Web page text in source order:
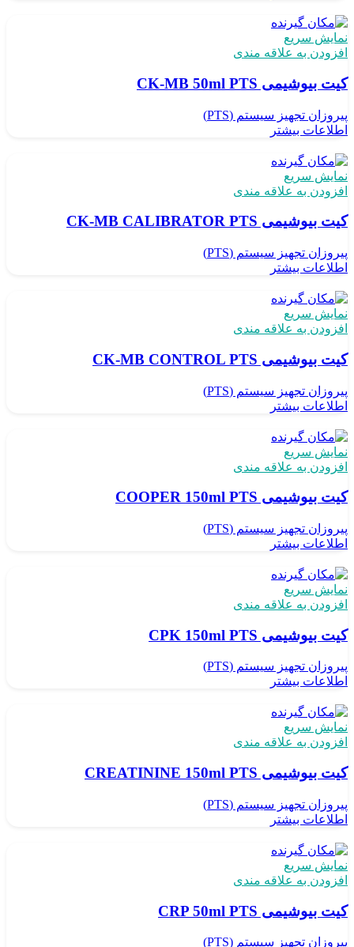
نمایش سریع
افزودن به علاقه مندی
کیت بیوشیمی CK-MB 50ml PTS
پیروزان تجهیز سیستم (PTS)
اطلاعات بیشتر
نمایش سریع
افزودن به علاقه مندی
کیت بیوشیمی CK-MB CALIBRATOR PTS
پیروزان تجهیز سیستم (PTS)
اطلاعات بیشتر
نمایش سریع
افزودن به علاقه مندی
کیت بیوشیمی CK-MB CONTROL PTS
پیروزان تجهیز سیستم (PTS)
اطلاعات بیشتر
نمایش سریع
افزودن به علاقه مندی
کیت بیوشیمی COOPER 150ml PTS
پیروزان تجهیز سیستم (PTS)
اطلاعات بیشتر
نمایش سریع
افزودن به علاقه مندی
کیت بیوشیمی CPK 150ml PTS
پیروزان تجهیز سیستم (PTS)
اطلاعات بیشتر
نمایش سریع
افزودن به علاقه مندی
کیت بیوشیمی CREATININE 150ml PTS
پیروزان تجهیز سیستم (PTS)
اطلاعات بیشتر
نمایش سریع
افزودن به علاقه مندی
کیت بیوشیمی CRP 50ml PTS
پیروزان تجهیز سیستم (PTS)